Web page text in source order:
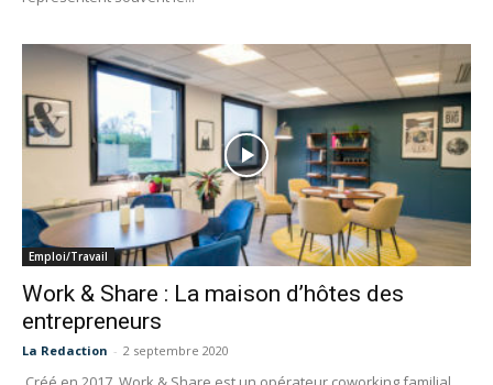
Emploi/Travail
Work & Share : La maison d’hôtes des
entrepreneurs
La Redaction - 2 septembre 2020